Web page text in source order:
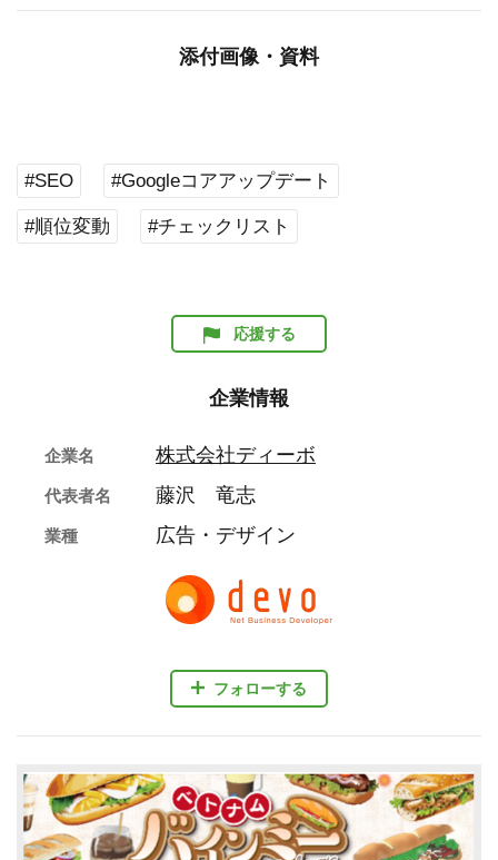
添付画像・資料
#SEO #Googleコアアップデート
#順位変動 #チェックリスト
応援する
企業情報
フォローする
企業名 株式会社ディーボ
代表者名 藤沢 竜志
業種 広告・デザイン